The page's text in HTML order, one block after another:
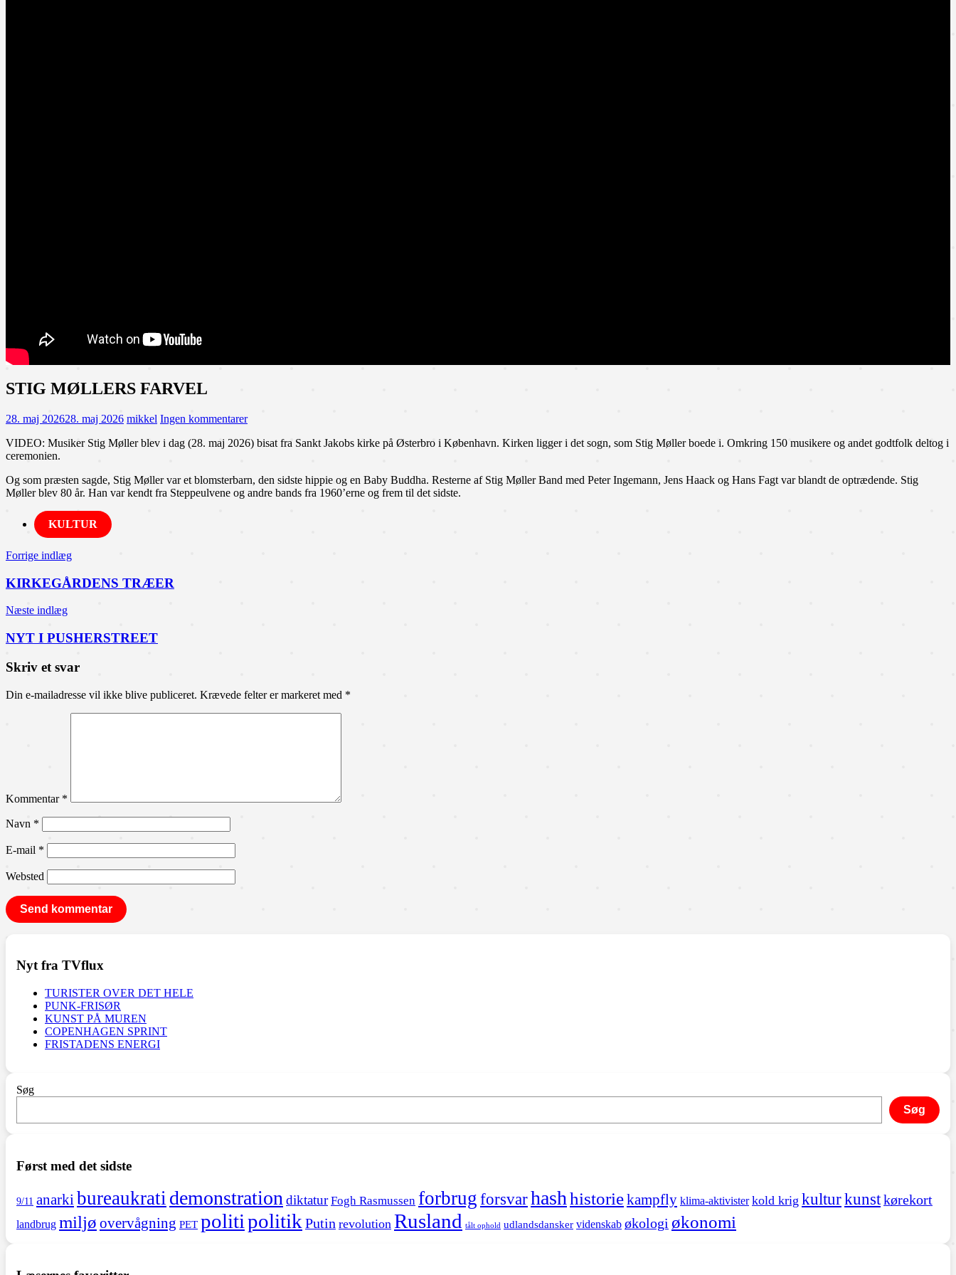
STIG MØLLERS FARVEL
28. maj 202628. maj 2026 mikkel Ingen kommentarer
VIDEO: Musiker Stig Møller blev i dag (28. maj 2026) bisat fra Sankt Jakobs kirke på Østerbro i København. Kirken ligger i det sogn, som Stig Møller boede i. Omkring 150 musikere og andet godtfolk deltog i
ceremonien.
Og som præsten sagde, Stig Møller var et blomsterbarn, den sidste hippie og en Baby Buddha. Resterne af Stig Møller Band med Peter Ingemann, Jens Haack og Hans Fagt var blandt de optrædende. Stig
Møller blev 80 år. Han var kendt fra Steppeulvene og andre bands fra 1960’erne og frem til det sidste.
KULTUR
Indlægsnavigation
Forrige indlæg
KIRKEGÅRDENS TRÆER
Næste indlæg
NYT I PUSHERSTREET
Skriv et svar
Din e-mailadresse vil ikke blive publiceret. Krævede felter er markeret med *
Kommentar *
Navn *
E-mail *
Websted
Nyt fra TVflux
TURISTER OVER DET HELE
PUNK-FRISØR
KUNST PÅ MUREN
COPENHAGEN SPRINT
FRISTADENS ENERGI
Søg
Søg
Først med det sidste
9/11 anarki bureaukrati demonstrationdiktatur Fogh Rasmussen forbrugforsvarhashhistoriekampfly klima-aktivister kold krig kulturkunstkørekort
landbrug miljø overvågning PET politipolitik Putin revolution Rusland tålt ophold udlandsdansker videnskab økologi økonomi